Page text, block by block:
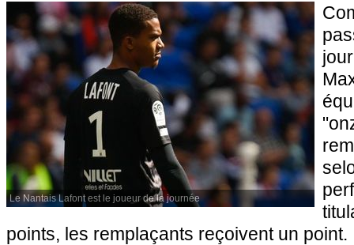
Le Nantais Lafont est le joueur de la journée
points, les remplaçants reçoivent un point.